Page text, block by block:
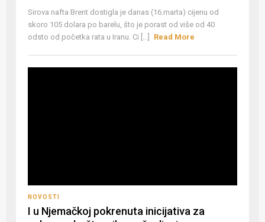
Sirova nafta Brent dostigla je danas (16.marta) cijenu od
skoro 105 dolara po barelu, što je porast od više od 40
odsto od početka rata u Iranu. Ci [...]
Read More
NOVOSTI
I u Njemačkoj pokrenuta inicijativa za